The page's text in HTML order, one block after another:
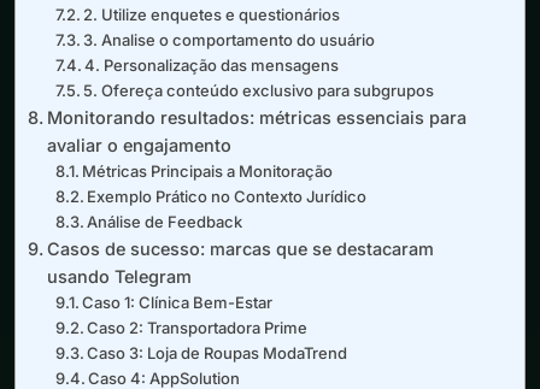
2. Utilize enquetes e questionários
3. Analise o comportamento do usuário
4. Personalização das mensagens
5. Ofereça conteúdo exclusivo para subgrupos
Monitorando resultados: métricas essenciais para
avaliar o engajamento
Métricas Principais a Monitoração
Exemplo Prático no Contexto Jurídico
Análise de Feedback
Casos de sucesso: marcas que se destacaram
usando Telegram
Caso 1: Clínica Bem-Estar
Caso 2: Transportadora Prime
Caso 3: Loja de Roupas ModaTrend
Caso 4: AppSolution